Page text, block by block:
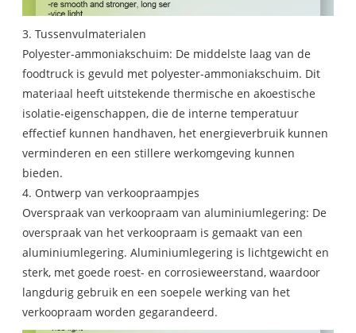
3. Tussenvulmaterialen
Polyester-ammoniakschuim: De middelste laag van de
foodtruck is gevuld met polyester-ammoniakschuim. Dit
materiaal heeft uitstekende thermische en akoestische
isolatie-eigenschappen, die de interne temperatuur
effectief kunnen handhaven, het energieverbruik kunnen
verminderen en een stillere werkomgeving kunnen
bieden.
4. Ontwerp van verkoopraampjes
Overspraak van verkoopraam van aluminiumlegering: De
overspraak van het verkoopraam is gemaakt van een
aluminiumlegering. Aluminiumlegering is lichtgewicht en
sterk, met goede roest- en corrosieweerstand, waardoor
langdurig gebruik en een soepele werking van het
verkoopraam worden gegarandeerd.